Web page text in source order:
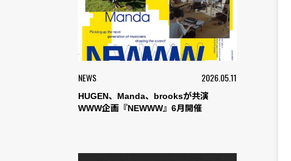
NEWS 2026.05.11
HUGEN、Manda、brooksが共演
WWW企画『NEWWW』6月開催